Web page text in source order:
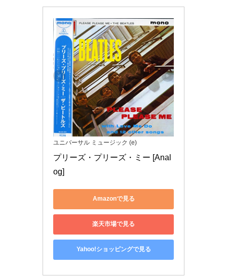
ユニバーサル ミュージック (e)
プリーズ・プリーズ・ミー [Anal
og]
Amazonで見る
楽天市場で見る
Yahoo!ショッピングで見る